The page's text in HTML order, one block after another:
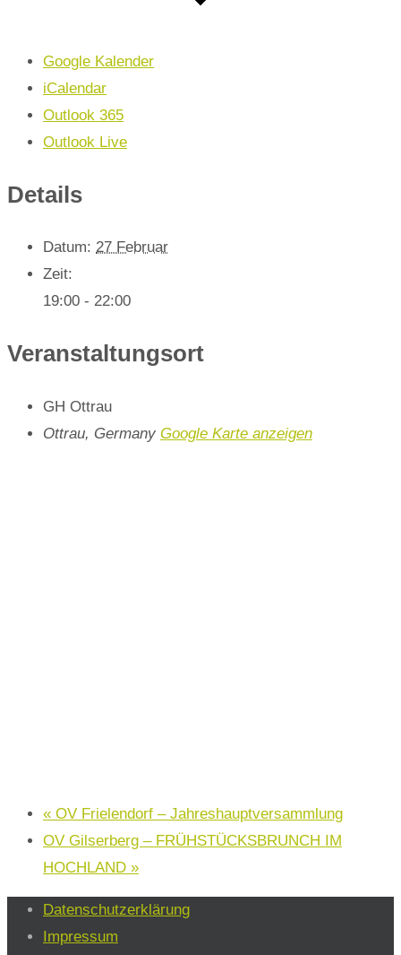
Google Kalender
iCalendar
Outlook 365
Outlook Live
Details
Datum: 27 Februar
Zeit:
19:00 - 22:00
Veranstaltungsort
GH Ottrau
Ottrau, Germany Google Karte anzeigen
« OV Frielendorf – Jahreshauptversammlung
OV Gilserberg – FRÜHSTÜCKSBRUNCH IM
HOCHLAND »
Datenschutzerklärung
Impressum